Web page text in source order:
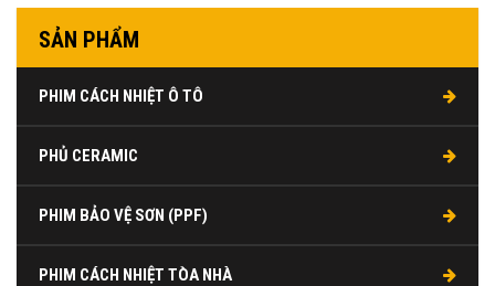
SẢN PHẨM
PHIM CÁCH NHIỆT Ô TÔ
PHỦ CERAMIC
PHIM BẢO VỆ SƠN (PPF)
PHIM CÁCH NHIỆT TÒA NHÀ